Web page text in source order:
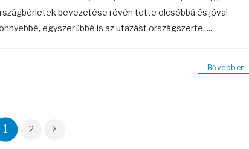
bevezetése révén tette olcsóbbá és jóval
egyszerűbbé is az utazást országszerte. ...
Bővebben
1 2